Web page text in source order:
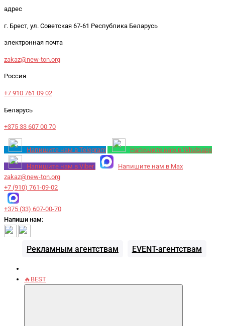
адрес
г. Брест, ул. Советская 67-61 Республика Беларусь
электронная почта
zakaz@new-ton.org
Россия
+7 910 761 09 02
Беларусь
+375 33 607 00 70
Напишите нам в Telegram Напишите нам в Whatsapp
Напишите нам в Viber
Напишите нам в Max
zakaz@new-ton.org
+7 (910) 761-09-02
+375 (33) 607-00-70
Напиши нам:
Рекламным агентствам EVENT-агентствам
🔥BEST